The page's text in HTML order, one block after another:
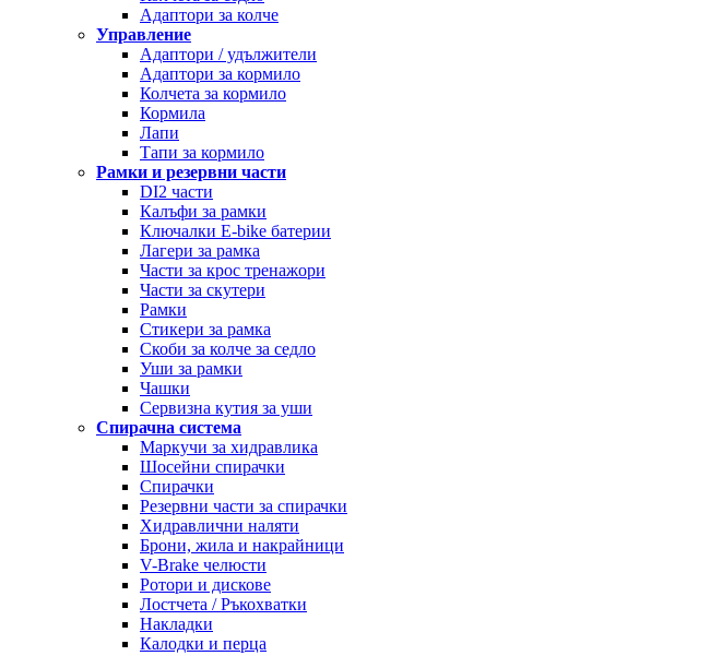
Адаптори за колче
Управление
Адаптори / удължители
Адаптори за кормило
Колчета за кормило
Кормила
Лапи
Тапи за кормило
Рамки и резервни части
DI2 части
Калъфи за рамки
Ключалки Е-bike батерии
Лагери за рамка
Части за крос тренажори
Части за скутери
Рамки
Стикери за рамка
Скоби за колче за седло
Уши за рамки
Чашки
Сервизна кутия за уши
Спирачна система
Маркучи за хидравлика
Шосейни спирачки
Спирачки
Резервни части за спирачки
Хидравлични наляти
Брони, жила и накрайници
V-Brake челюсти
Ротори и дискове
Лостчета / Ръкохватки
Накладки
Калодки и перца